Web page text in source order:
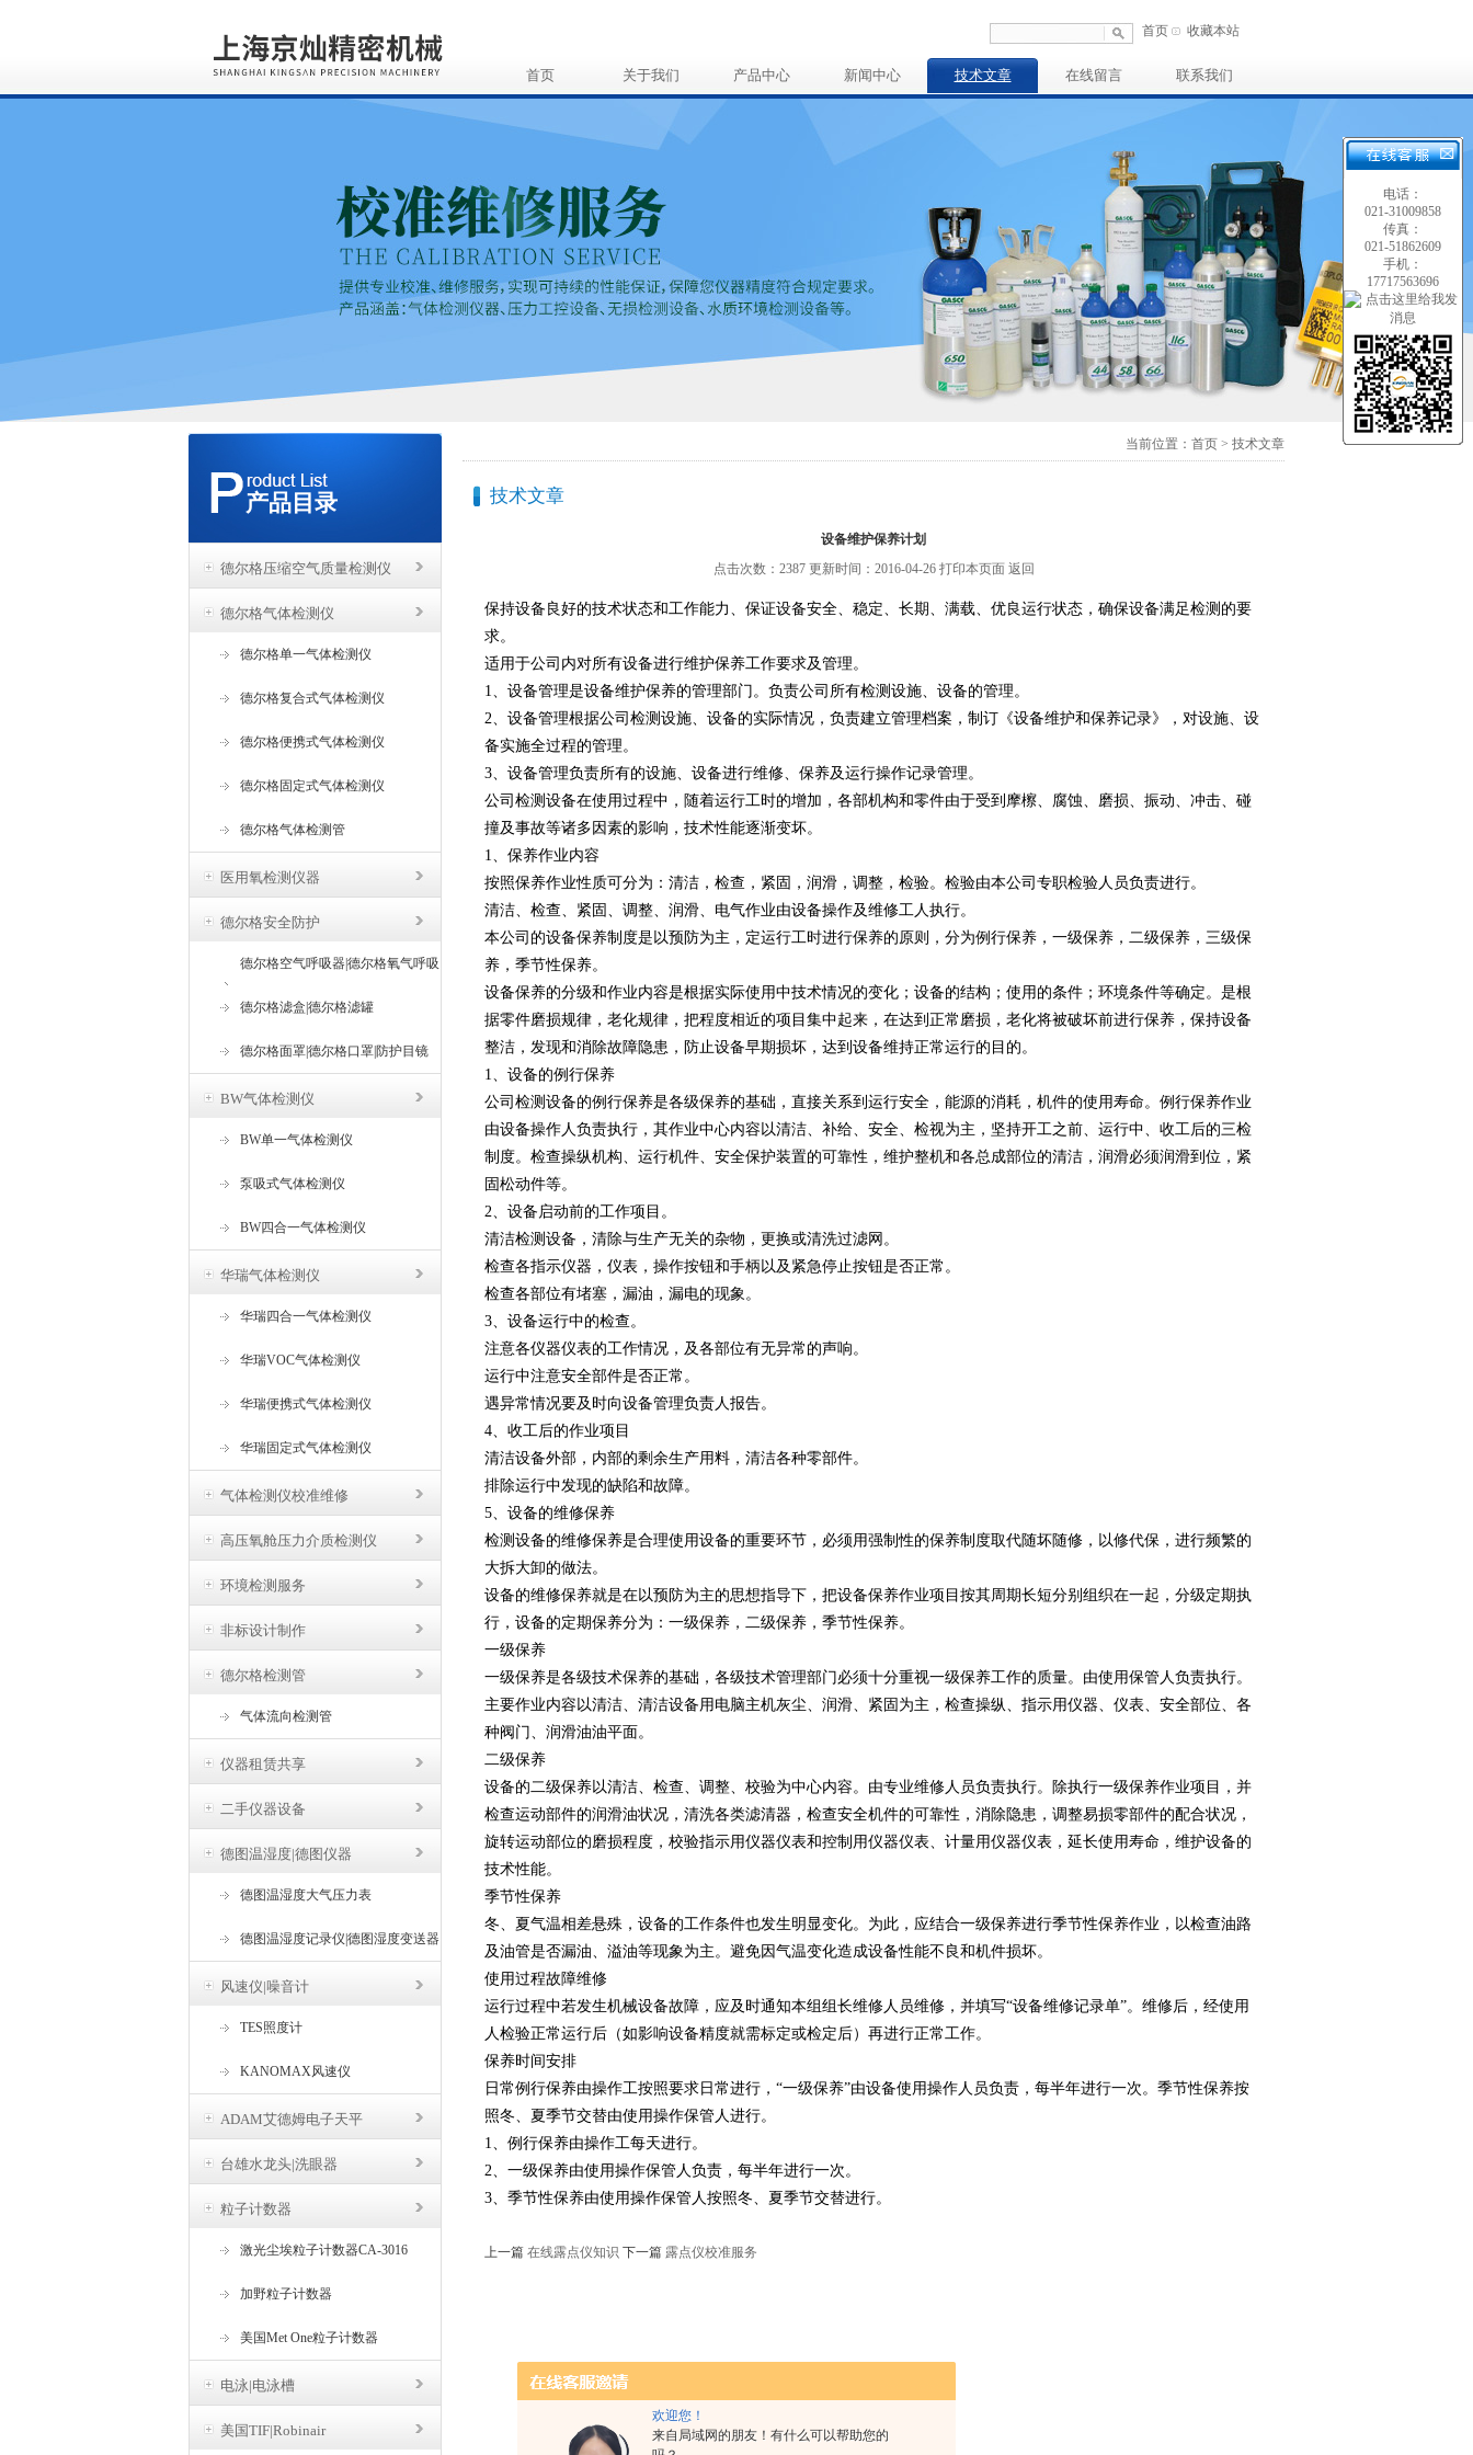
欢迎您！
来自局域网的朋友！有什么可以帮助您的
首页 收藏本站
首页 关于我们 产品中心 新闻中心 技术文章 在线留言 联系我们
产品目录
德尔格压缩空气质量检测仪
德尔格气体检测仪
德尔格单一气体检测仪
德尔格复合式气体检测仪
德尔格便携式气体检测仪
德尔格固定式气体检测仪
德尔格气体检测管
医用氧检测仪器
德尔格安全防护
德尔格空气呼吸器|德尔格氧气呼吸
器
德尔格滤盒|德尔格滤罐
德尔格面罩|德尔格口罩|防护目镜
BW气体检测仪
BW单一气体检测仪
泵吸式气体检测仪
BW四合一气体检测仪
华瑞气体检测仪
华瑞四合一气体检测仪
华瑞VOC气体检测仪
华瑞便携式气体检测仪
华瑞固定式气体检测仪
气体检测仪校准维修
高压氧舱压力介质检测仪
环境检测服务
非标设计制作
德尔格检测管
气体流向检测管
仪器租赁共享
二手仪器设备
德图温湿度|德图仪器
德图温湿度大气压力表
德图温湿度记录仪|德图湿度变送器
风速仪|噪音计
TES照度计
KANOMAX风速仪
ADAM艾德姆电子天平
台雄水龙头|洗眼器
粒子计数器
激光尘埃粒子计数器CA-3016
加野粒子计数器
美国Met One粒子计数器
电泳|电泳槽
美国TIF|Robinair
当前位置：首页 > 技术文章
技术文章
设备维护保养计划
点击次数：2387 更新时间：2016-04-26打印本页面 返回
保持设备良好的技术状态和工作能力、保证设备安全、稳定、长期、满载、优良运行状态，确保设备满足检测的要
求。
适用于公司内对所有设备进行维护保养工作要求及管理。
1、设备管理是设备维护保养的管理部门。负责公司所有检测设施、设备的管理。
2、设备管理根据公司检测设施、设备的实际情况，负责建立管理档案，制订《设备维护和保养记录》，对设施、设
备实施全过程的管理。
3、设备管理负责所有的设施、设备进行维修、保养及运行操作记录管理。
公司检测设备在使用过程中，随着运行工时的增加，各部机构和零件由于受到摩檫、腐蚀、磨损、振动、冲击、碰
撞及事故等诸多因素的影响，技术性能逐渐变坏。
1、保养作业内容
按照保养作业性质可分为：清洁，检查，紧固，润滑，调整，检验。检验由本公司专职检验人员负责进行。
清洁、检查、紧固、调整、润滑、电气作业由设备操作及维修工人执行。
本公司的设备保养制度是以预防为主，定运行工时进行保养的原则，分为例行保养，一级保养，二级保养，三级保
养，季节性保养。
设备保养的分级和作业内容是根据实际使用中技术情况的变化；设备的结构；使用的条件；环境条件等确定。是根
据零件磨损规律，老化规律，把程度相近的项目集中起来，在达到正常磨损，老化将被破坏前进行保养，保持设备
整洁，发现和消除故障隐患，防止设备早期损坏，达到设备维持正常运行的目的。
1、设备的例行保养
公司检测设备的例行保养是各级保养的基础，直接关系到运行安全，能源的消耗，机件的使用寿命。例行保养作业
由设备操作人负责执行，其作业中心内容以清洁、补给、安全、检视为主，坚持开工之前、运行中、收工后的三检
制度。检查操纵机构、运行机件、安全保护装置的可靠性，维护整机和各总成部位的清洁，润滑必须润滑到位，紧
固松动件等。
2、设备启动前的工作项目。
清洁检测设备，清除与生产无关的杂物，更换或清洗过滤网。
检查各指示仪器，仪表，操作按钮和手柄以及紧急停止按钮是否正常。
检查各部位有堵塞，漏油，漏电的现象。
3、设备运行中的检查。
注意各仪器仪表的工作情况，及各部位有无异常的声响。
运行中注意安全部件是否正常。
遇异常情况要及时向设备管理负责人报告。
4、收工后的作业项目
清洁设备外部，内部的剩余生产用料，清洁各种零部件。
排除运行中发现的缺陷和故障。
5、设备的维修保养
检测设备的维修保养是合理使用设备的重要环节，必须用强制性的保养制度取代随坏随修，以修代保，进行频繁的
大拆大卸的做法。
设备的维修保养就是在以预防为主的思想指导下，把设备保养作业项目按其周期长短分别组织在一起，分级定期执
行，设备的定期保养分为：一级保养，二级保养，季节性保养。
一级保养
一级保养是各级技术保养的基础，各级技术管理部门必须十分重视一级保养工作的质量。由使用保管人负责执行。
主要作业内容以清洁、清洁设备用电脑主机灰尘、润滑、紧固为主，检查操纵、指示用仪器、仪表、安全部位、各
种阀门、润滑油油平面。
二级保养
设备的二级保养以清洁、检查、调整、校验为中心内容。由专业维修人员负责执行。除执行一级保养作业项目，并
检查运动部件的润滑油状况，清洗各类滤清器，检查安全机件的可靠性，消除隐患，调整易损零部件的配合状况，
旋转运动部位的磨损程度，校验指示用仪器仪表和控制用仪器仪表、计量用仪器仪表，延长使用寿命，维护设备的
技术性能。
季节性保养
冬、夏气温相差悬殊，设备的工作条件也发生明显变化。为此，应结合一级保养进行季节性保养作业，以检查油路
及油管是否漏油、溢油等现象为主。避免因气温变化造成设备性能不良和机件损坏。
使用过程故障维修
运行过程中若发生机械设备故障，应及时通知本组组长维修人员维修，并填写“设备维修记录单”。维修后，经使用
人检验正常运行后（如影响设备精度就需标定或检定后）再进行正常工作。
保养时间安排
日常例行保养由操作工按照要求日常进行，“一级保养”由设备使用操作人员负责，每半年进行一次。季节性保养按
照冬、夏季节交替由使用操作保管人进行。
1、例行保养由操作工每天进行。
2、一级保养由使用操作保管人负责，每半年进行一次。
3、季节性保养由使用操作保管人按照冬、夏季节交替进行。
上一篇 在线露点仪知识 下一篇 露点仪校准服务
电话：
021-31009858
传真：
021-51862609
手机：
17717563696